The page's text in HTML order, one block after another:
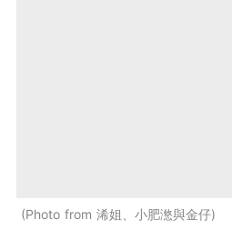
Photo from 浠姐、小肥滺與金仔